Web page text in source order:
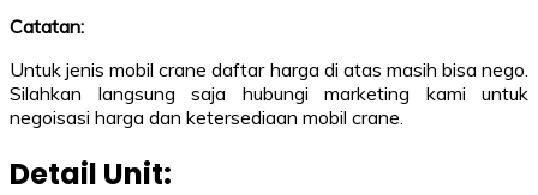
Catatan:
Untuk jenis mobil crane daftar harga di atas masih bisa nego.
Silahkan langsung saja hubungi marketing kami untuk
negoisasi harga dan ketersediaan mobil crane.
Detail Unit: